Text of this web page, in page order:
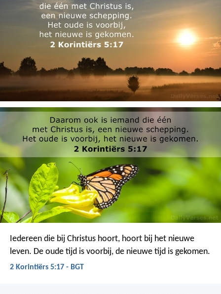
Iedereen die bij Christus hoort, hoort bij het nieuwe
leven. De oude tijd is voorbij, de nieuwe tijd is gekomen.
2 Korintiërs 5:17 - BGT